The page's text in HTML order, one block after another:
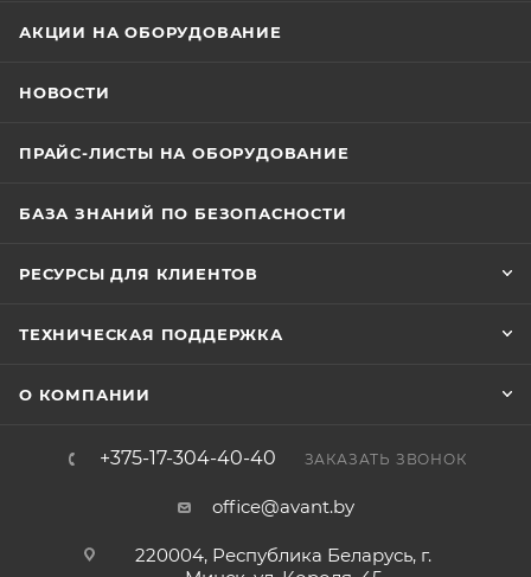
АКЦИИ НА ОБОРУДОВАНИЕ
НОВОСТИ
ПРАЙС-ЛИСТЫ НА ОБОРУДОВАНИЕ
БАЗА ЗНАНИЙ ПО БЕЗОПАСНОСТИ
РЕСУРСЫ ДЛЯ КЛИЕНТОВ
ТЕХНИЧЕСКАЯ ПОДДЕРЖКА
О КОМПАНИИ
+375-17-304-40-40 ЗАКАЗАТЬ ЗВОНОК
office@avant.by
220004, Республика Беларусь, г.